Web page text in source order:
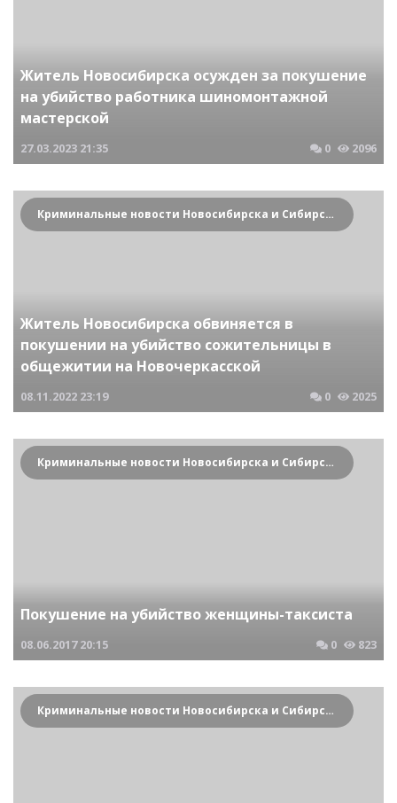
Житель Новосибирска осужден за покушение
на убийство работника шиномонтажной
мастерской
27.03.2023 21:35 0 2096
Криминальные новости Новосибирска и Сибирского региона
Житель Новосибирска обвиняется в
покушении на убийство сожительницы в
общежитии на Новочеркасской
08.11.2022 23:19 0 2025
Криминальные новости Новосибирска и Сибирского региона
Покушение на убийство женщины-таксиста
08.06.2017 20:15 0 823
Криминальные новости Новосибирска и Сибирского региона